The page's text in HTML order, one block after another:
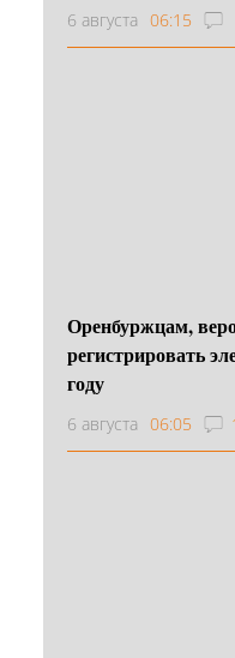
6 августа 06:15
Оренбуржцам,
регистрировать
году
6 августа 06:05